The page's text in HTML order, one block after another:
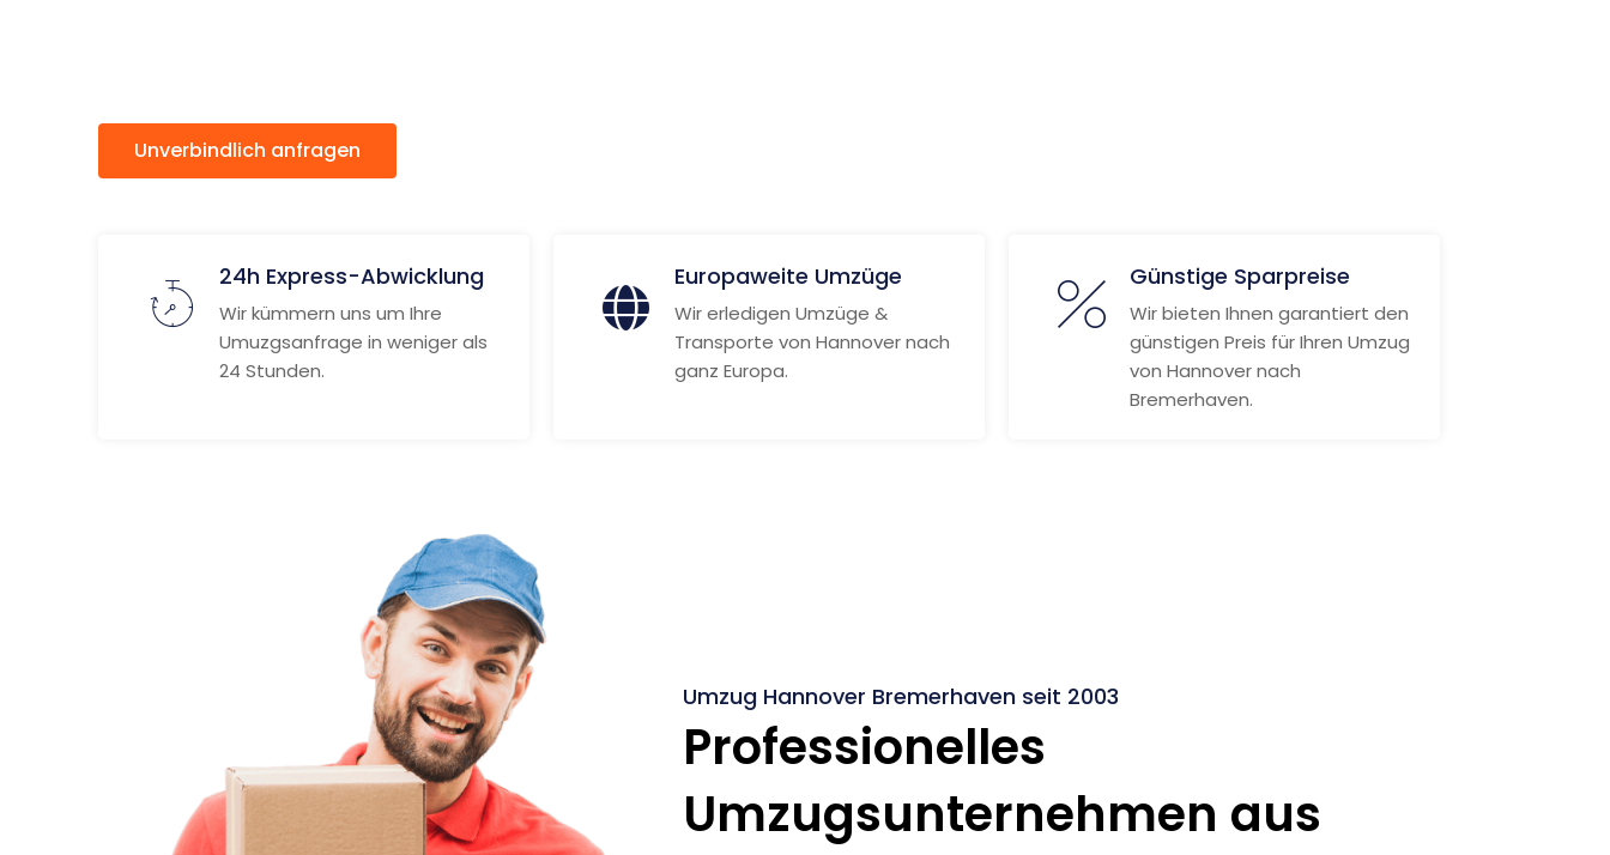
Unverbindlich anfragen
24h Express-Abwicklung
Wir kümmern uns um Ihre
Umuzgsanfrage in weniger als
24 Stunden.
Europaweite Umzüge
Wir erledigen Umzüge &
Transporte von Hannover nach
ganz Europa.
Günstige Sparpreise
Wir bieten Ihnen garantiert den
günstigen Preis für Ihren Umzug
von Hannover nach
Bremerhaven.
Umzug Hannover Bremerhaven seit 2003
Professionelles
Umzugsunternehmen aus